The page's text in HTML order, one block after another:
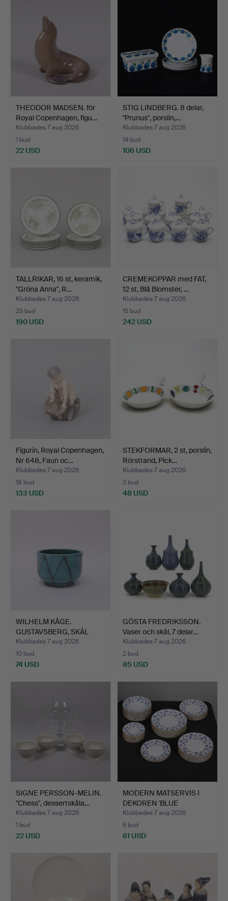
THEODOR MADSEN. för
Royal Copenhagen, figu…
Klubbades 7 aug 2026
1 bud
22 USD
STIG LINDBERG. 8 delar,
"Prunus", porslin,…
Klubbades 7 aug 2026
14 bud
106 USD
TALLRIKAR, 16 st, keramik,
"Gröna Anna", R…
Klubbades 7 aug 2026
25 bud
190 USD
CREMEKOPPAR med FAT,
12 st, Blå Blomster, …
Klubbades 7 aug 2026
15 bud
242 USD
Figurin, Royal Copenhagen,
Nr 648, Faun oc…
Klubbades 7 aug 2026
18 bud
133 USD
STEKFORMAR, 2 st, porslin,
Rörstrand, Pick…
Klubbades 7 aug 2026
3 bud
48 USD
WILHELM KÅGE.
GUSTAVSBERG, SKÅL
ARGENTA.
Klubbades 7 aug 2026
10 bud
74 USD
GÖSTA FREDRIKSSON.
Vaser och skål, 7 delar…
Klubbades 7 aug 2026
2 bud
85 USD
SIGNE PERSSON-MELIN.
"Chess", dessertskåla…
Klubbades 7 aug 2026
1 bud
22 USD
MODERN MATSERVIS I
DEKOREN 'BLUE
COLONIAL'…
Klubbades 7 aug 2026
6 bud
61 USD